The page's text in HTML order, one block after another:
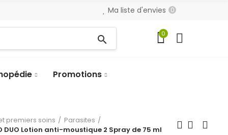
Ma liste d'envies 0
search 0
Promotions
premiers soins
Parasites
DUO Lotion anti-moustique 2 Spray de 75 ml